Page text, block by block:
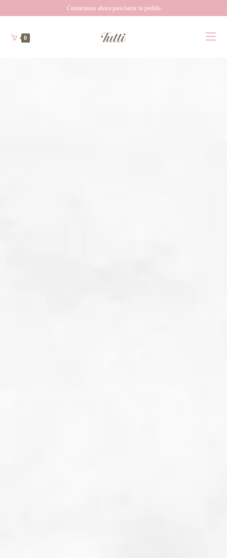
Contáctanos ahora para hacer tu pedido
0